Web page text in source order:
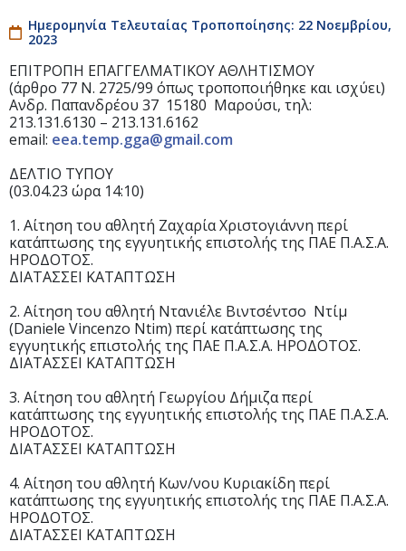
Ημερομηνία Τελευταίας Τροποποίησης: 22 Νοεμβρίου,
2023
ΕΠΙΤΡΟΠΗ ΕΠΑΓΓΕΛΜΑΤΙΚΟΥ ΑΘΛΗΤΙΣΜΟY
(άρθρο 77 Ν. 2725/99 όπως τροποποιήθηκε και ισχύει)
Ανδρ. Παπανδρέου 37 15180 Μαρούσι, τηλ:
213.131.6130 – 213.131.6162
email: eea.temp.gga@gmail.com
ΔΕΛΤΙΟ ΤΥΠΟΥ
(03.04.23 ώρα 14:10)
1. Αίτηση του αθλητή Ζαχαρία Χριστογιάννη περί
κατάπτωσης της εγγυητικής επιστολής της ΠΑΕ Π.Α.Σ.Α.
ΗΡΟΔΟΤΟΣ.
ΔΙΑΤΑΣΣΕΙ ΚΑΤΑΠΤΩΣΗ
2. Αίτηση του αθλητή Ντανιέλε Βιντσέντσο Ντίμ
(Daniele Vincenzo Ntim) περί κατάπτωσης της
εγγυητικής επιστολής της ΠΑΕ Π.Α.Σ.Α. ΗΡΟΔΟΤΟΣ.
ΔΙΑΤΑΣΣΕΙ ΚΑΤΑΠΤΩΣΗ
3. Αίτηση του αθλητή Γεωργίου Δήμιζα περί
κατάπτωσης της εγγυητικής επιστολής της ΠΑΕ Π.Α.Σ.Α.
ΗΡΟΔΟΤΟΣ.
ΔΙΑΤΑΣΣΕΙ ΚΑΤΑΠΤΩΣΗ
4. Αίτηση του αθλητή Κων/νου Κυριακίδη περί
κατάπτωσης της εγγυητικής επιστολής της ΠΑΕ Π.Α.Σ.Α.
ΗΡΟΔΟΤΟΣ.
ΔΙΑΤΑΣΣΕΙ ΚΑΤΑΠΤΩΣΗ